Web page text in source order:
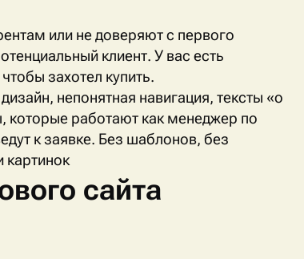
или не доверяют с первого
клиент. У вас есть
захотел купить.
непонятная навигация, тексты «о
которые работают как менеджер по
к заявке. Без шаблонов, без
картинок
сайта